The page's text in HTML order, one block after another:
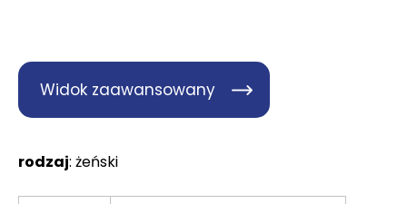
Widok zaawansowany
rodzaj: żeński